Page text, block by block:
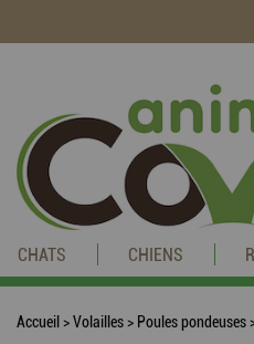
CHATS CHIENS
Accueil >Volailles> Poules pondeuses